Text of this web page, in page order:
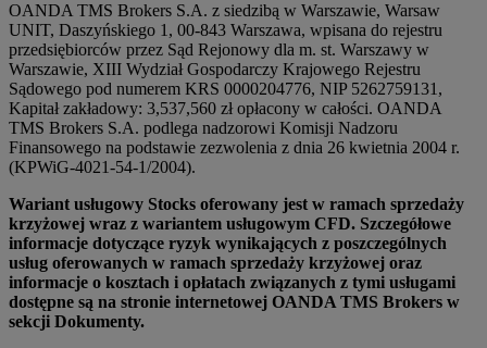
OANDA TMS Brokers S.A. z siedzibą w Warszawie, Warsaw
UNIT, Daszyńskiego 1, 00-843 Warszawa, wpisana do rejestru
przedsiębiorców przez Sąd Rejonowy dla m. st. Warszawy w
Warszawie, XIII Wydział Gospodarczy Krajowego Rejestru
Sądowego pod numerem KRS 0000204776, NIP 5262759131,
Kapitał zakładowy: 3,537,560 zł opłacony w całości. OANDA
TMS Brokers S.A. podlega nadzorowi Komisji Nadzoru
Finansowego na podstawie zezwolenia z dnia 26 kwietnia 2004 r.
(KPWiG-4021-54-1/2004).
Wariant usługowy Stocks oferowany jest w ramach sprzedaży
krzyżowej wraz z wariantem usługowym CFD. Szczegółowe
informacje dotyczące ryzyk wynikających z poszczególnych
usług oferowanych w ramach sprzedaży krzyżowej oraz
informacje o kosztach i opłatach związanych z tymi usługami
dostępne są na stronie internetowej OANDA TMS Brokers w
sekcji Dokumenty.